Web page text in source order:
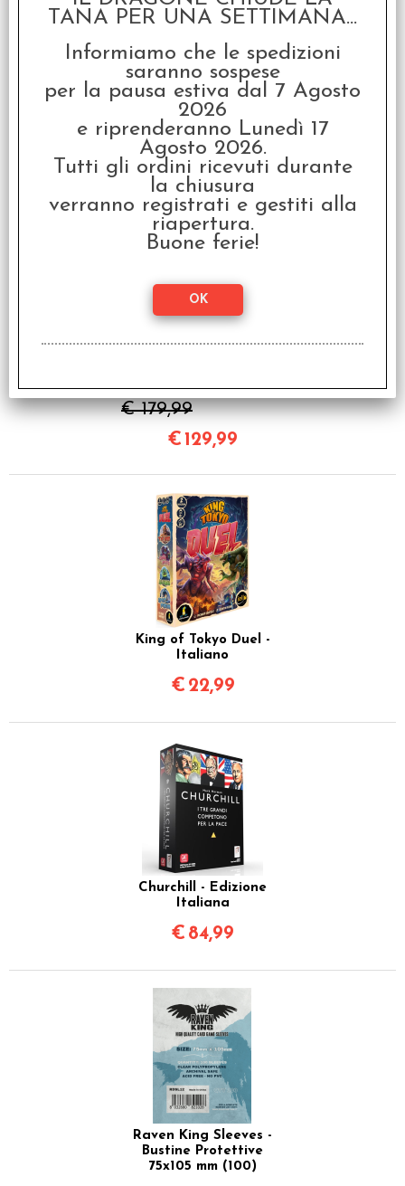
Civolution - Italiano
€99,99
€ 179,99
SCONTO 27.8%
€ 129,99
King of Tokyo Duel -
Italiano
€ 22,99
Churchill - Edizione
Italiana
€ 84,99
Raven King Sleeves -
Bustine Protettive
75x105 mm (100)
TANA PER UNA SETTIMANA...
Informiamo che le spedizioni
saranno sospese
per la pausa estiva dal 7 Agosto
2026
e riprenderanno Lunedì 17
Agosto 2026.
Tutti gli ordini ricevuti durante
la chiusura
verranno registrati e gestiti alla
riapertura.
Buone ferie!